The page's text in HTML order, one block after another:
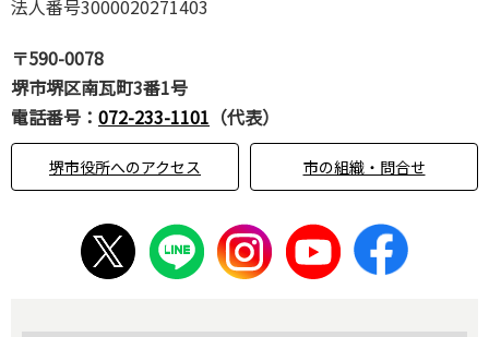
法人番号3000020271403
〒590-0078
堺市堺区南瓦町3番1号
電話番号： 072-233-1101 （代表）
堺市役所へのアクセス 市の組織・問合せ